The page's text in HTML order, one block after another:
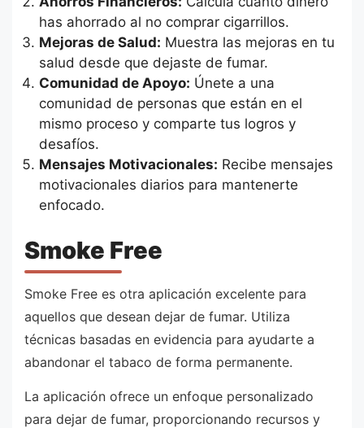
has ahorrado al no comprar cigarrillos.
Mejoras de Salud: Muestra las mejoras en tu
salud desde que dejaste de fumar.
Comunidad de Apoyo: Únete a una
comunidad de personas que están en el
mismo proceso y comparte tus logros y
desafíos.
Mensajes Motivacionales: Recibe mensajes
motivacionales diarios para mantenerte
enfocado.
Smoke Free
Smoke Free es otra aplicación excelente para
aquellos que desean dejar de fumar. Utiliza
técnicas basadas en evidencia para ayudarte a
abandonar el tabaco de forma permanente.
La aplicación ofrece un enfoque personalizado
para dejar de fumar, proporcionando recursos y